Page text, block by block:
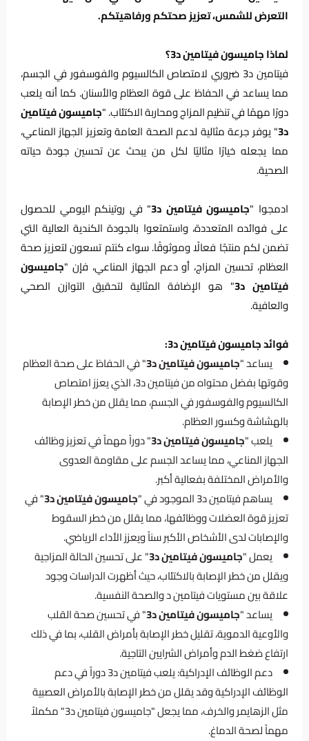
التعرض للشمس، تعزيز صحتكم ورفاهيتكم.
لماذا جاميسون فيتامين د3؟
فيتامين د3 ضروري لامتصاص الكالسيوم والفوسفور في الجسم،
مما يساعد في الحفاظ على قوة العظام والأسنان. كما أنه يلعب
دورًا مهمًا في تنظيم المزاج ومحاربة الاكتئاب. "جاميسون فيتامين
د3 " يوفر جرعة مثالية لدعم الصحة العامة وتعزيز الجهاز المناعي،
مما يجعله خيارًا مثاليًا لكل من يبحث عن تحسين جودة حياته
الصحية.
ادمجوا "جاميسون فيتامين د3 " في روتينكم اليومي للحصول
على فوائده المتعددة، واستمتعوا بالجودة الكندية العالية التي
تضمن لكم منتجًا فعالًا وموثوقًا. سواء كنتم تسعون لتعزيز صحة
العظام، تحسين المزاج، أو دعم الجهاز المناعي، فإن "جاميسون
فيتامين د3 " هو الإضافة المثالية لتحقيق التوازن الصحي
والعافية.
فوائد جاميسون فيتامين د3:
يساعد "جاميسون فيتامين د3 " في الحفاظ على صحة العظام
وقوتها بفضل محتواه من فيتامين د3، الذي يعزز امتصاص
الكالسيوم والفوسفور في الجسم، مما يقلل من خطر الإصابة
بالهشاشة وكسور العظام.
يلعب "جاميسون فيتامين د3 " دوراً مهماً في تعزيز وظائف
الجهاز المناعي، مما يساعد الجسم على مقاومة العدوى
والأمراض المختلفة بفعالية أكبر.
يساهم فيتامين د3 الموجود في "
جاميسون فيتامين د3 " في
تعزيز قوة العضلات ووظائفها، مما يقلل من خطر السقوط
والإصابات لدى الأشخاص الأكبر سناً ويعزز الأداء الرياضي.
يعمل "جاميسون فيتامين د3 " على تحسين الحالة المزاجية
ويقلل من خطر الإصابة بالاكتئاب، حيث أظهرت الدراسات وجود
علاقة بين مستويات فيتامين د والصحة النفسية.
يساعد "جاميسون فيتامين د3 " في تحسين صحة القلب
والأوعية الدموية، تقليل خطر الإصابة بأمراض القلب، بما في ذلك
ارتفاع ضغط الدم وأمراض الشرايين التاجية.
دعم الوظائف الإدراكية: يلعب فيتامين د3 دوراً في دعم
الوظائف الإدراكية وقد يقلل من خطر الإصابة بالأمراض العصبية
مثل الزهايمر والخرف، مما يجعل "جاميسون فيتامين د3" مكملاً
مهماً لصحة الدماغ.